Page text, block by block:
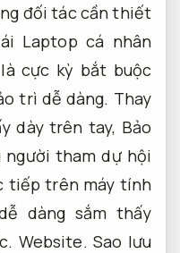
đối tác cần thiết
Laptop cá nhân
cực kỳ bắt buộc
trì dễ dàng. Thay
dày trên tay, Bảo
người tham dự hội
tiếp trên máy tính
dàng sắm thấy
Website. Sao lưu